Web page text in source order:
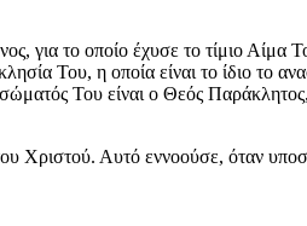
για το οποίο έχυσε το τίμιο
Του, η οποία είναι το ίδιο το
Του είναι ο Θεός
Αυτό εννοούσε, όταν